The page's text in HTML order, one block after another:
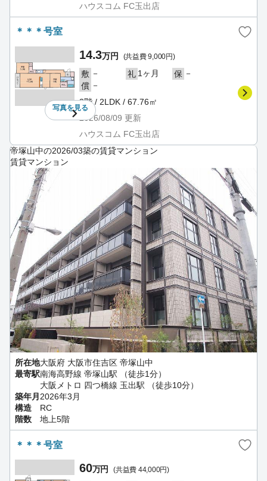
ハウスコム FC玉出店
＊＊＊号室
写真を見る
14.3万円 (共益費 9,000円)
敷 － 礼 1ヶ月 保 －
償 －
3階 / 2LDK / 67.76㎡
2026/08/09 更新
ハウスコム FC玉出店
帝塚山中の2026/03築の賃貸マンション
賃貸マンション
所在地大阪府 大阪市住吉区 帝塚山中
最寄駅南海高野線 帝塚山駅 （徒歩1分）
大阪メトロ 四つ橋線 玉出駅 （徒歩10分）
築年月 2026年3月
構造
RC
階数
地上5階
＊＊＊号室
60万円 (共益費 44,000円)